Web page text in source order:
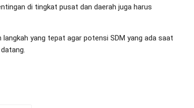
di tingkat pusat dan daerah juga harus
yang tepat agar potensi SDM yang ada saat